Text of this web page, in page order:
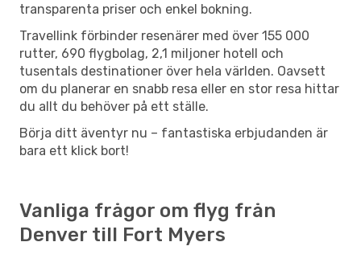
transparenta priser och enkel bokning.
Travellink förbinder resenärer med över 155 000
rutter, 690 flygbolag, 2,1 miljoner hotell och
tusentals destinationer över hela världen. Oavsett
om du planerar en snabb resa eller en stor resa hittar
du allt du behöver på ett ställe.
Börja ditt äventyr nu – fantastiska erbjudanden är
bara ett klick bort!
Vanliga frågor om flyg från
Denver till Fort Myers